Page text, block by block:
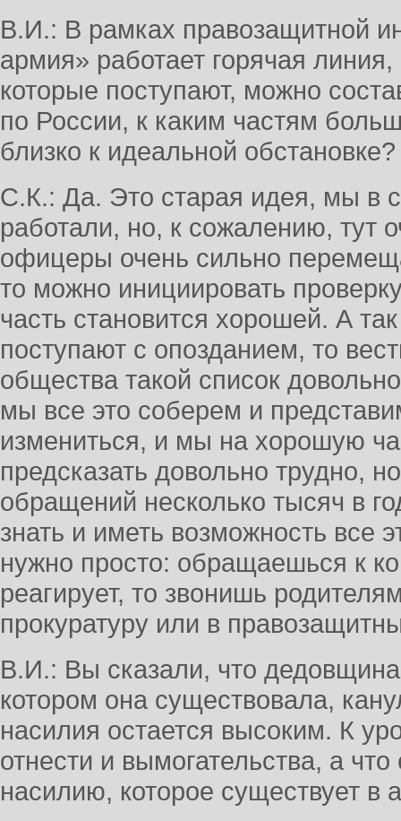
В.И.: В рамках правозащитной
армия» работает горячая
которые поступают, можно
по России, к каким частям
близко к идеальной обстановке?
С.К.: Да. Это старая идея, мы в
работали, но, к сожалению, тут
офицеры очень сильно
то можно инициировать
часть становится хорошей. А
поступают с опозданием, то
общества такой список
мы все это соберем и
измениться, и мы на хорошую
предсказать довольно трудно,
обращений несколько тысяч в
знать и иметь возможность все
нужно просто: обращаешься к
реагирует, то звонишь
прокуратуру или в
В.И.: Вы сказали, что
котором она существовала,
насилия остается высоким. К
отнести и вымогательства, а
насилию, которое существует в